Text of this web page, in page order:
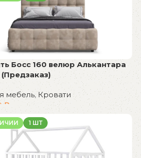
Босс 160 велюр Алькантара
мебель,Кровати
₽
1 ШТ